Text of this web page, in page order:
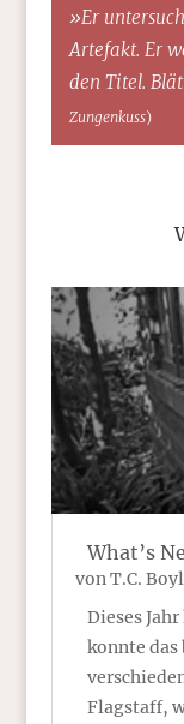
»Er
Artefakt. Er
den Titel.
Zungenkuss)
What’s
vonT.C.
Dieses
konnte das
Flagstaff,